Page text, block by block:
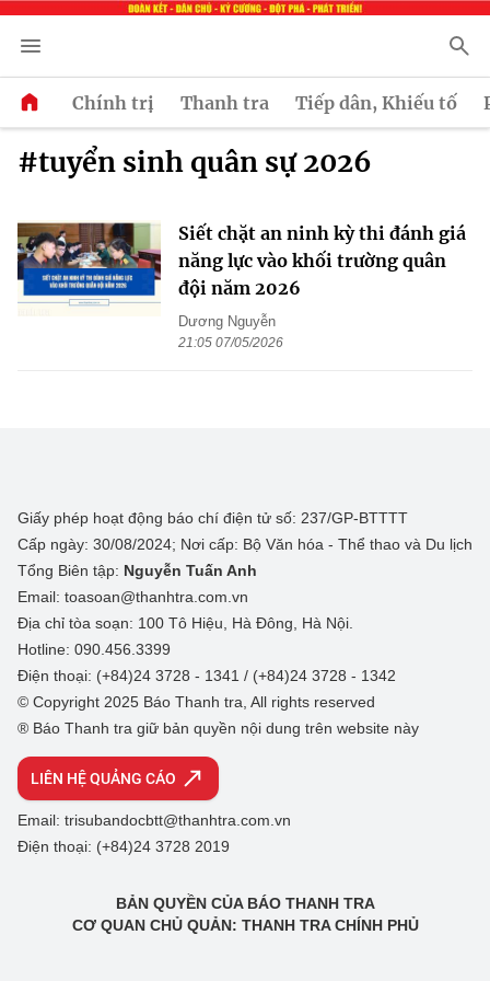
Chính trị Thanh tra Tiếp dân, Khiếu tố
#tuyển sinh quân sự 2026
Siết chặt an ninh kỳ thi đánh giá
năng lực vào khối trường quân
đội năm 2026
Dương Nguyễn
21:05 07/05/2026
Giấy phép hoạt động báo chí điện tử số: 237/GP-BTTTT
Cấp ngày: 30/08/2024; Nơi cấp: Bộ Văn hóa - Thể thao và Du lịch
Tổng Biên tập: Nguyễn Tuấn Anh
Email: toasoan@thanhtra.com.vn
Địa chỉ tòa soạn: 100 Tô Hiệu, Hà Đông, Hà Nội.
Hotline: 090.456.3399
Điện thoại: (+84)24 3728 - 1341 / (+84)24 3728 - 1342
© Copyright 2025 Báo Thanh tra, All rights reserved
® Báo Thanh tra giữ bản quyền nội dung trên website này
LIÊN HỆ QUẢNG CÁO
Email: trisubandocbtt@thanhtra.com.vn
Điện thoại: (+84)24 3728 2019
BẢN QUYỀN CỦA BÁO THANH TRA
CƠ QUAN CHỦ QUẢN: THANH TRA CHÍNH PHỦ